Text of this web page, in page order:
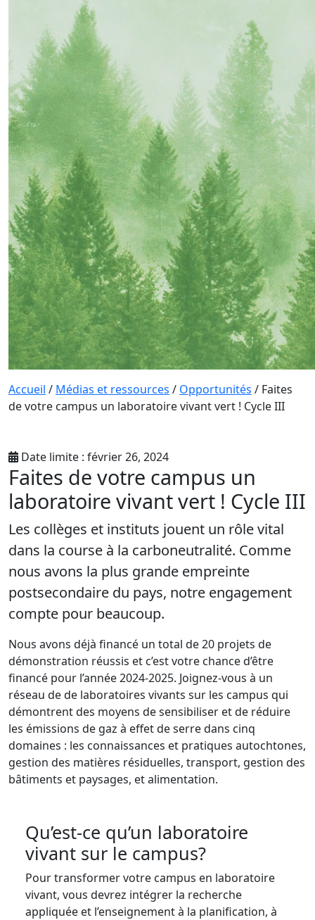
Accueil / Médias et ressources / Opportunités / Faites
de votre campus un laboratoire vivant vert ! Cycle III
Date limite : février 26, 2024
Faites de votre campus un
laboratoire vivant vert ! Cycle III
Les collèges et instituts jouent un rôle vital
dans la course à la carboneutralité. Comme
nous avons la plus grande empreinte
postsecondaire du pays, notre engagement
compte pour beaucoup.
Nous avons déjà financé un total de 20 projets de
démonstration réussis et c’est votre chance d’être
financé pour l’année 2024-2025. Joignez-vous à un
réseau de de laboratoires vivants sur les campus qui
démontrent des moyens de sensibiliser et de réduire
les émissions de gaz à effet de serre dans cinq
domaines : les connaissances et pratiques autochtones,
gestion des matières résiduelles, transport, gestion des
bâtiments et paysages, et alimentation.
Qu’est-ce qu’un laboratoire
vivant sur le campus?
Pour transformer votre campus en laboratoire
vivant, vous devrez intégrer la recherche
appliquée et l’enseignement à la planification, à